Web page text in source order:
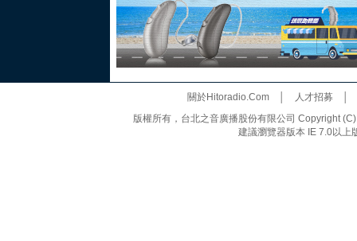
關於Hitoradio.Com│ 人才招募
版權所有，台北之音廣播股份有限公司 Copyright
建議瀏覽器版本 IE 7.0以上